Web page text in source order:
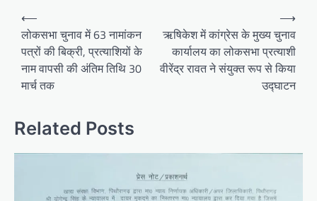
Post
navigation
⟵
लोकसभा चुनाव में 63 नामांकन
पत्रों की बिक्री, प्रत्याशियों के
नाम वापसी की अंतिम तिथि 30
मार्च तक
ऋषिकेश में कांग्रेस के मुख्य चुनाव
कार्यालय का लोकसभा प्रत्याशी
वीरेंद्र रावत ने संयुक्त रूप से किया
उद्घाटन
⟶
Related Posts